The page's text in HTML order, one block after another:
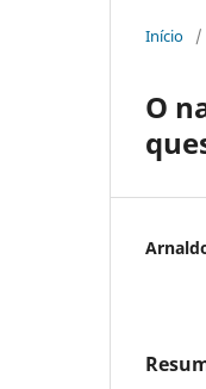
Início /
O